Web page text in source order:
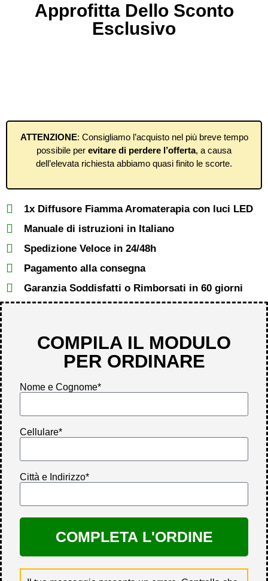
Approfitta Dello Sconto
Esclusivo
ATTENZIONE: Consigliamo l’acquisto nel più breve tempo
possibile per evitare di perdere l’offerta, a causa
dell’elevata richiesta abbiamo quasi finito le scorte.
1x Diffusore Fiamma Aromaterapia con luci LED
Manuale di istruzioni in Italiano
Spedizione Veloce in 24/48h
Pagamento alla consegna
Garanzia Soddisfatti o Rimborsati in 60 giorni
COMPILA IL MODULO
PER ORDINARE
Nome e Cognome*
Cellulare*
Città e Indirizzo*
COMPLETA L'ORDINE